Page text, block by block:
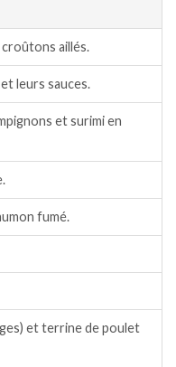
croûtons aillés.
leurs sauces.
et surimi en
fumé.
et terrine de poulet